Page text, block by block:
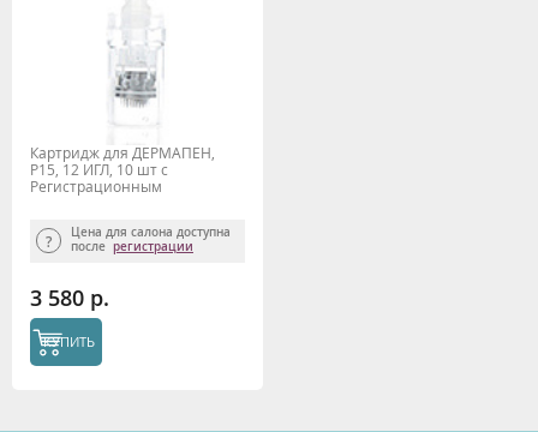
Картридж для ДЕРМАПЕН,
P15, 12 ИГЛ, 10 шт с
Регистрационным
Цена для салона доступна
после регистрации
3 580 р.
КУПИТЬ